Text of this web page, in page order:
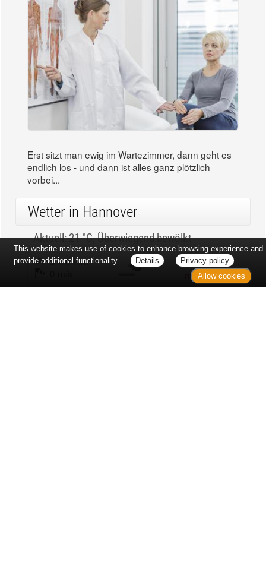
Erst sitzt man ewig im Wartezimmer, dann geht es
endlich los - und dann ist alles ganz plötzlich
vorbei...
Wetter in Hannover
Aktuell: 21 °C,Überwiegend bewölkt
3h: 0 mm
min: 20 °C
max: 21 °C
This website makes use of cookies to enhance browsing experience and
provide additional functionality.
Details
Privacy policy
Allow cookies